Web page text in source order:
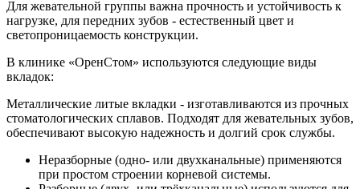
Для жевательной группы важна прочность и устойчивость к
нагрузке, для передних зубов - естественный цвет и
светопроницаемость конструкции.
В клинике «ОренСтом» используются следующие виды
вкладок:
Металлические литые вкладки - изготавливаются из прочных
стоматологических сплавов. Подходят для жевательных зубов,
обеспечивают высокую надежность и долгий срок службы.
Неразборные (одно- или двухканальные) применяются
при простом строении корневой системы.